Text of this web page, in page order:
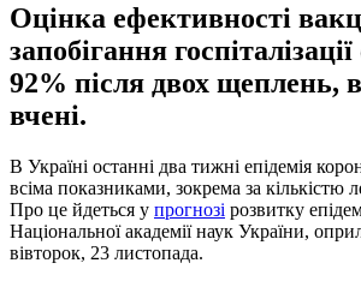
Оцінка ефективності
запобігання
92% після двох щеплень,
вчені.
В Україні останні два тижні епідемія
всіма показниками, зокрема за кількістю
Про це йдеться у прогнозі розвитку
Національної академії наук України,
вівторок, 23 листопада.